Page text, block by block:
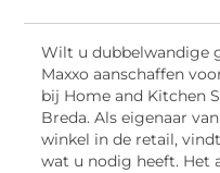
Wilt u dubbelwandige
Maxxo aanschaffen
bij Home and Kitchen
Breda. Als eigenaar
winkel in de retail,
wat u nodig heeft. Het